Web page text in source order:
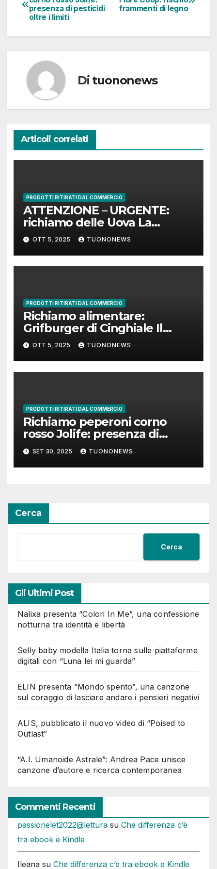
articoli
frammenti di legno
presenza di pesticidi
oltre i limiti
Di tuononews
Articoli correlati
PRODOTTI RITIRATI DAL COMMERCIO
ATTENZIONE – URGENTE:
richiamo delle Uova La
Montanari per presenza di
Salmonella Enteritidis
OTT 5, 2025 TUONONEWS
PRODOTTI RITIRATI DAL COMMERCIO
Richiamo alimentare:
Grifburger di Cinghiale Il
Grifone Srl per rischio
Salmonella
OTT 5, 2025 TUONONEWS
PRODOTTI RITIRATI DAL COMMERCIO
Richiamo peperoni corno
rosso Jolife: presenza di
pesticidi oltre i limiti
SET 30, 2025 TUONONEWS
Cerca
Cerca
Gli Ultimi Post
Nalixa presenta “Colori In Me”, una confessione
notturna tra identità e libertà
Selly baby modella Italia torna sulle piattaforme
digitali con “Luna lei mi guarda”
ELIN presenta “Mondo spento”, una canzone
sul coraggio di lasciare andare i pensieri negativi
ALIS, pubblicato il nuovo video di “Poised to
Outlast”
“A.I. Umanoide Astrale”: Andrea Pace unisce
canzone d’autore e ricerca contemporanea
Commenti Recenti
passionelet2022@lettura su Che differenza c’è
tra ebook e Kindle
Ileana su Che differenza c’è tra ebook e Kindle